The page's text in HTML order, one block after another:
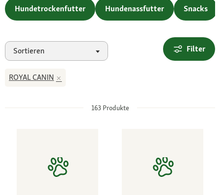
Hundetrockenfutter Hundenassfutter Snacks
Sortieren Filter
ROYAL CANIN
163Produkte